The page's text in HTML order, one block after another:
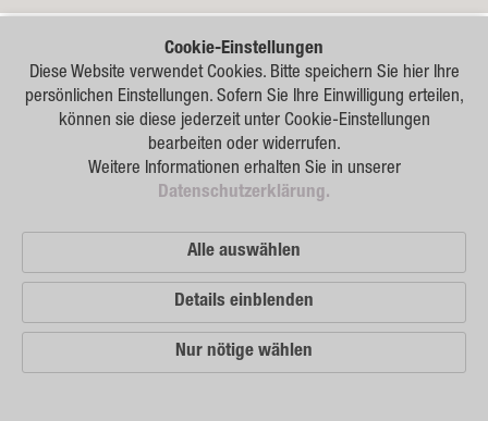
Cookie-Einstellungen
Diese Website verwendet Cookies. Bitte speichern Sie hier Ihre
persönlichen Einstellungen. Sofern Sie Ihre Einwilligung erteilen,
können sie diese jederzeit unter Cookie-Einstellungen
bearbeiten oder widerrufen.
Weitere Informationen erhalten Sie in unserer
Datenschutzerklärung.
Alle auswählen
Details einblenden
Nur nötige wählen
Triticale
Gerste
Weizen
Hülsenfrüchte
Sonnenblumen
Mais
Lein
Leistungen